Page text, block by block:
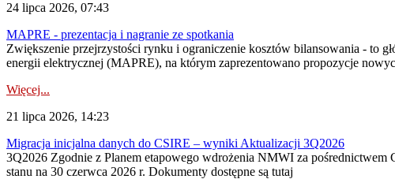
24 lipca 2026, 07:43
MAPRE - prezentacja i nagranie ze spotkania
Zwiększenie przejrzystości rynku i ograniczenie kosztów bilansowania - to
energii elektrycznej (MAPRE), na którym zaprezentowano propozycje
Więcej...
21 lipca 2026, 14:23
Migracja inicjalna danych do CSIRE – wyniki Aktualizacji 3Q2026
3Q2026 Zgodnie z Planem etapowego wdrożenia NMWI za
stanu na 30 czerwca 2026 r. Dokumenty dostępne są tutaj